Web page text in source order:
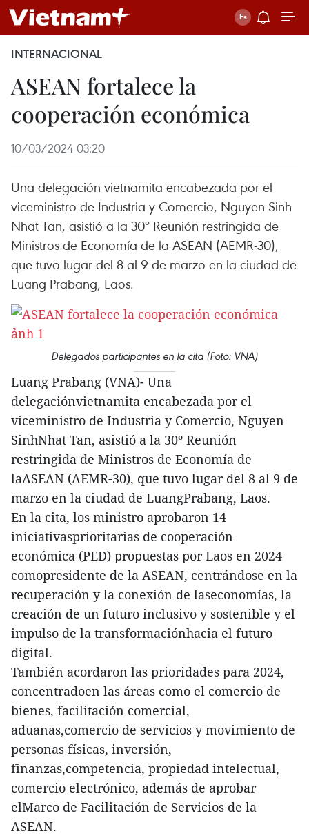
INTERNACIONAL
ASEAN fortalece la
cooperación económica
10/03/2024 03:20
Una delegación vietnamita encabezada por el
viceministro de Industria y Comercio, Nguyen Sinh
Nhat Tan, asistió a la 30º Reunión restringida de
Ministros de Economía de la ASEAN (AEMR-30),
que tuvo lugar del 8 al 9 de marzo en la ciudad de
Luang Prabang, Laos.
Delegados participantes en la cita (Foto: VNA)
Luang Prabang (VNA)- Una
delegaciónvietnamita encabezada por el
viceministro de Industria y Comercio, Nguyen
SinhNhat Tan, asistió a la 30º Reunión
restringida de Ministros de Economía de
laASEAN (AEMR-30), que tuvo lugar del 8 al 9 de
marzo en la ciudad de LuangPrabang, Laos.
En la cita, los ministro aprobaron 14
iniciativasprioritarias de cooperación
económica (PED) propuestas por Laos en 2024
comopresidente de la ASEAN, centrándose en la
recuperación y la conexión de laseconomías, la
creación de un futuro inclusivo y sostenible y el
impulso de la transformaciónhacia el futuro
digital.
También acordaron las prioridades para 2024,
concentradoen las áreas como el comercio de
bienes, facilitación comercial,
aduanas,comercio de servicios y movimiento de
personas físicas, inversión,
finanzas,competencia, propiedad intelectual,
comercio electrónico, además de aprobar
elMarco de Facilitación de Servicios de la
ASEAN.